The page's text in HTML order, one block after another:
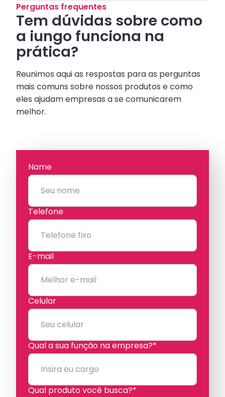
Perguntas frequentes
Tem dúvidas sobre como
a iungo funciona na
prática?
Reunimos aqui as respostas para as perguntas
mais comuns sobre nossos produtos e como
eles ajudam empresas a se comunicarem
melhor.
Name
Telefone
E-mail
Celular
Qual a sua função na empresa?*
Qual produto você busca?*